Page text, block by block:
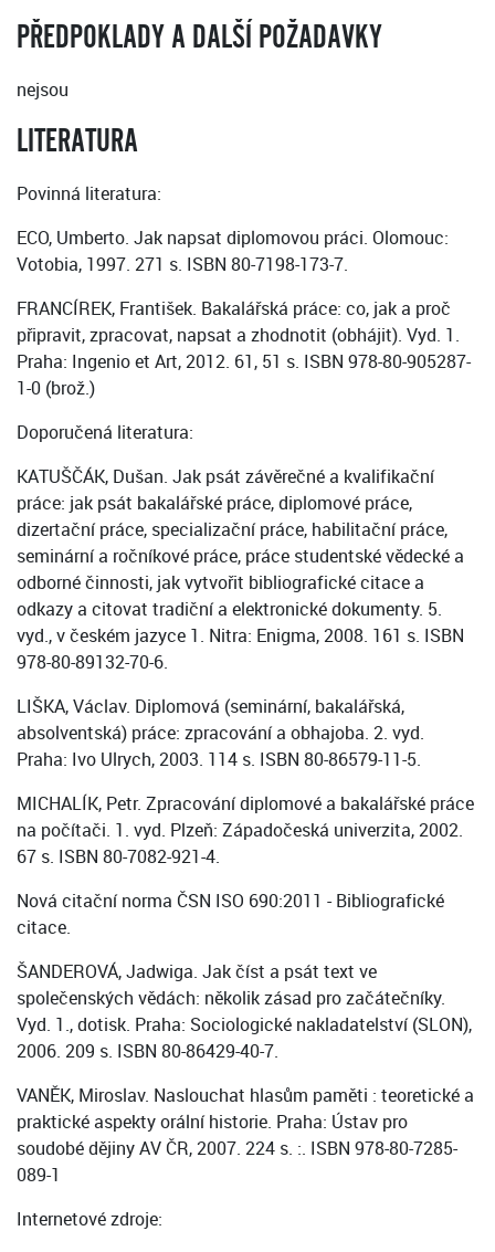
PŘEDPOKLADY A DALŠÍ POŽADAVKY
nejsou
LITERATURA
Povinná literatura:
ECO, Umberto. Jak napsat diplomovou práci. Olomouc:
Votobia, 1997. 271 s. ISBN 80-7198-173-7.
FRANCÍREK, František. Bakalářská práce: co, jak a proč
připravit, zpracovat, napsat a zhodnotit (obhájit). Vyd. 1.
Praha: Ingenio et Art, 2012. 61, 51 s. ISBN 978-80-905287-
1-0 (brož.)
Doporučená literatura:
KATUŠČÁK, Dušan. Jak psát závěrečné a kvalifikační
práce: jak psát bakalářské práce, diplomové práce,
dizertační práce, specializační práce, habilitační práce,
seminární a ročníkové práce, práce studentské vědecké a
odborné činnosti, jak vytvořit bibliografické citace a
odkazy a citovat tradiční a elektronické dokumenty. 5.
vyd., v českém jazyce 1. Nitra: Enigma, 2008. 161 s. ISBN
978-80-89132-70-6.
LIŠKA, Václav. Diplomová (seminární, bakalářská,
absolventská) práce: zpracování a obhajoba. 2. vyd.
Praha: Ivo Ulrych, 2003. 114 s. ISBN 80-86579-11-5.
MICHALÍK, Petr. Zpracování diplomové a bakalářské práce
na počítači. 1. vyd. Plzeň: Západočeská univerzita, 2002.
67 s. ISBN 80-7082-921-4.
Nová citační norma ČSN ISO 690:2011 - Bibliografické
citace.
ŠANDEROVÁ, Jadwiga. Jak číst a psát text ve
společenských vědách: několik zásad pro začátečníky.
Vyd. 1., dotisk. Praha: Sociologické nakladatelství (SLON),
2006. 209 s. ISBN 80-86429-40-7.
VANĚK, Miroslav. Naslouchat hlasům paměti : teoretické a
praktické aspekty orální historie. Praha: Ústav pro
soudobé dějiny AV ČR, 2007. 224 s. :. ISBN 978-80-7285-
089-1
Internetové zdroje: